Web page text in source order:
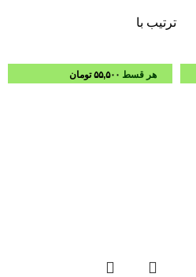
ترتیب با
هر قسط ۵۵,۵۰۰ تومان